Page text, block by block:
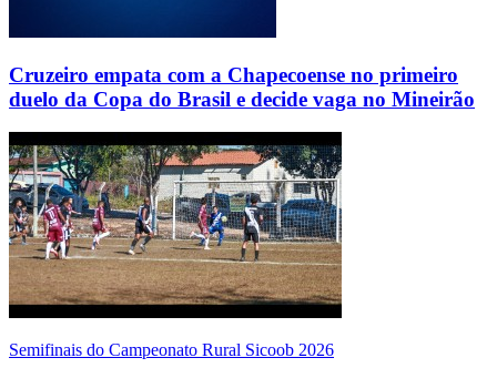
Cruzeiro empata com a Chapecoense no primeiro
duelo da Copa do Brasil e decide vaga no Mineirão
Semifinais do Campeonato Rural Sicoob 2026